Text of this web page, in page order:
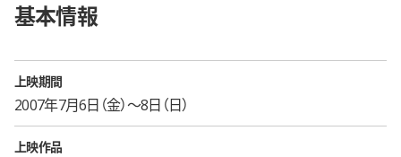
基本情報
上映期間
2007年7月6日（金）〜8日（日）
上映作品